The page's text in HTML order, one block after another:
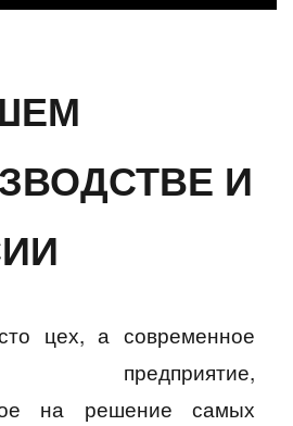
И
цех, а современное
предприятие,
на решение самых